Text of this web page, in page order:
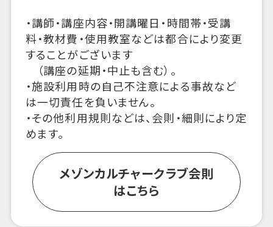
・講師・講座内容・開講曜日・時間帯・受講
料・教材費・使用教室などは都合により変更
することがございます
（講座の延期・中止も含む）。
・施設利用時の自己不注意による事故など
は一切責任を負いません。
・その他利用規則などは、会則・細則により定
めます。
メゾンカルチャークラブ会則
はこちら